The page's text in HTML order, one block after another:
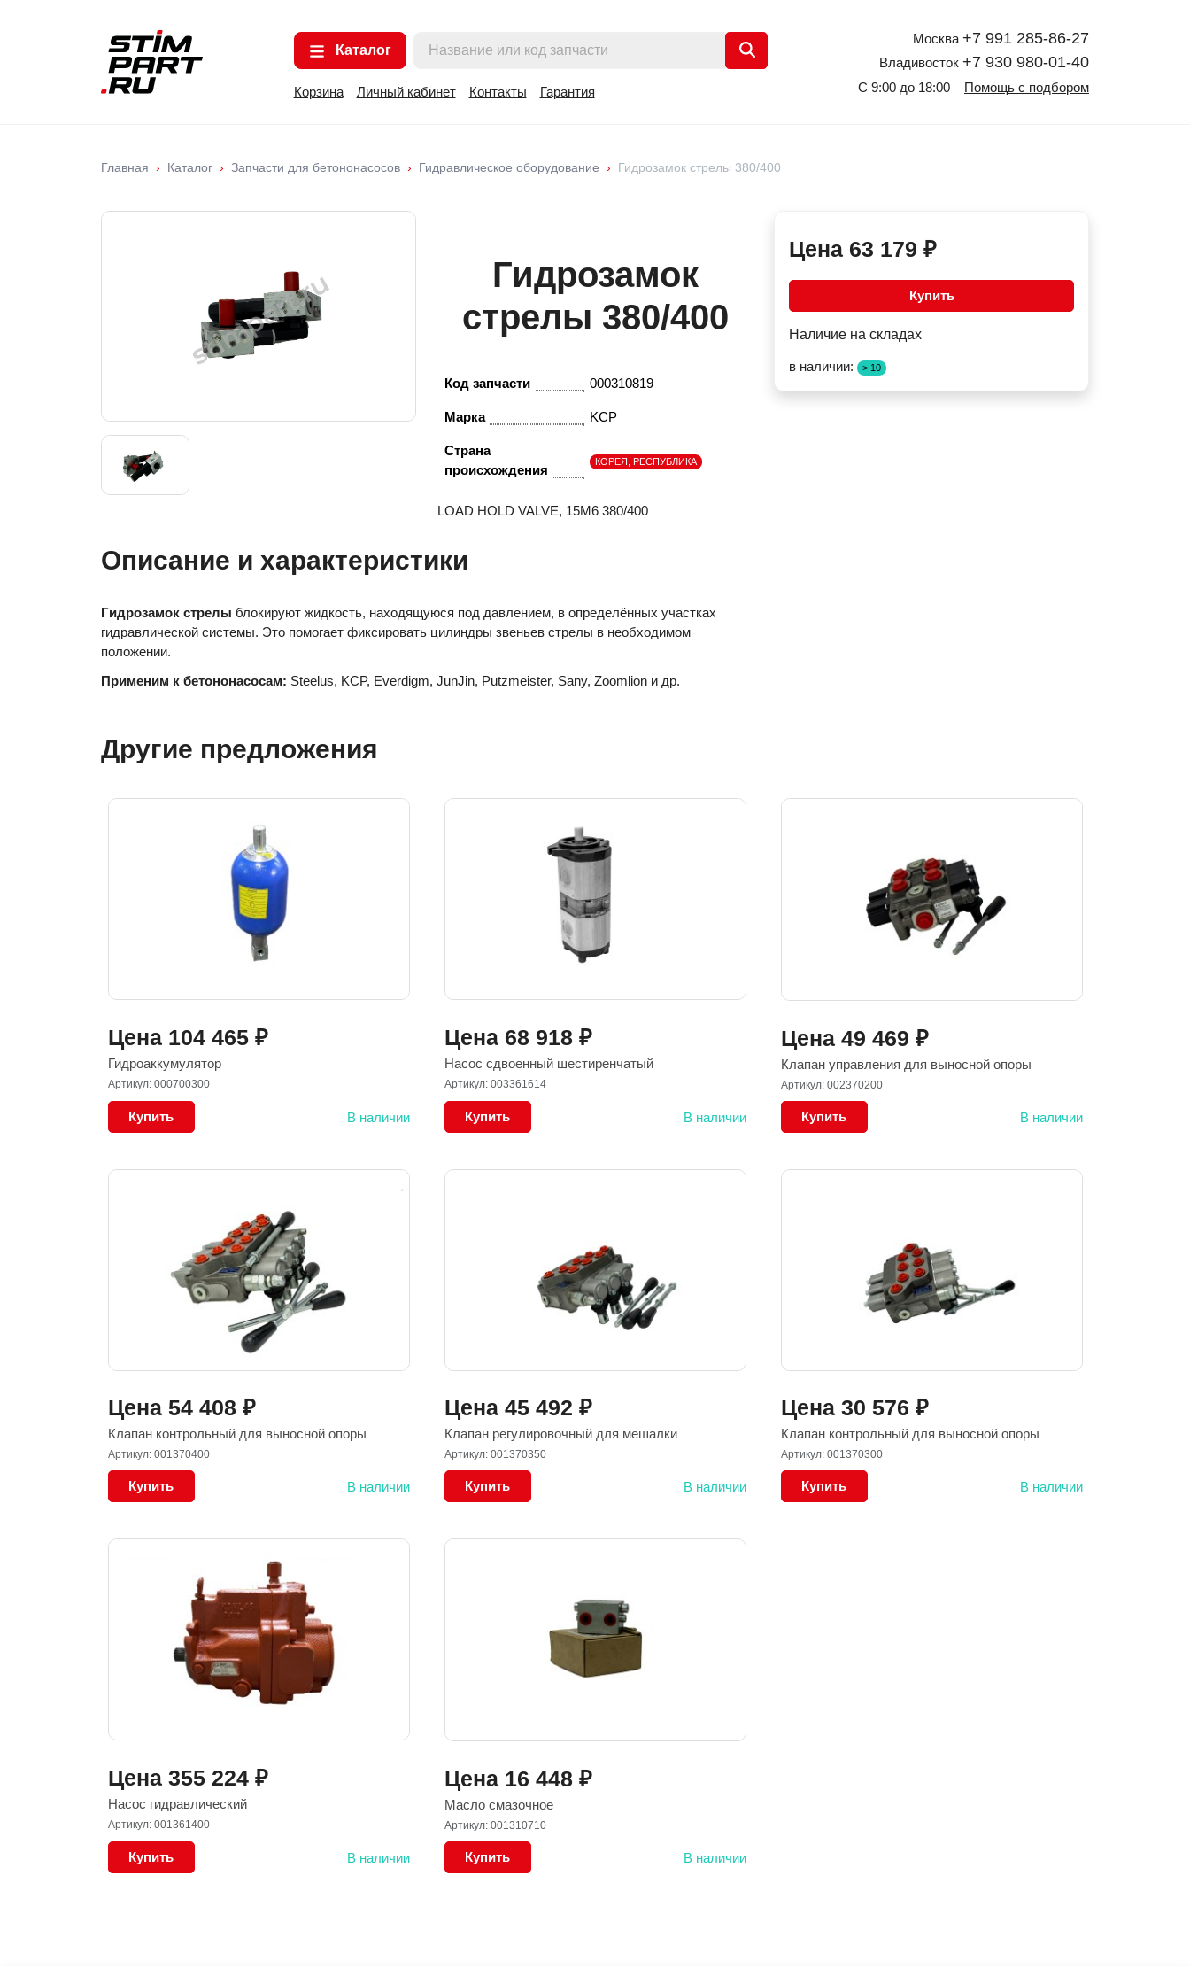
Каталог
Корзина Личный кабинет Контакты Гарантия
Москва +7 991 285-86-27
Владивосток +7 930 980-01-40
С 9:00 до 18:00 Помощь с подбором
Главная Каталог Запчасти для бетононасосов Гидравлическое оборудование Гидрозамок стрелы 380/400
Гидрозамок
стрелы 380/400
Код запчасти 000310819
Марка KCP
Страна
происхождения
КОРЕЯ, РЕСПУБЛИКА
LOAD HOLD VALVE, 15M6 380/400
Цена 63 179 ₽
Купить
Наличие на складах
в наличии: > 10
Описание и характеристики
Гидрозамок стрелы блокируют жидкость, находящуюся под давлением, в определённых участках
гидравлической системы. Это помогает фиксировать цилиндры звеньев стрелы в необходимом
положении.
Применим к бетононасосам: Steelus, KCP, Everdigm, JunJin, Putzmeister, Sany, Zoomlion и др.
Другие предложения
Цена 104 465 ₽
Гидроаккумулятор
Артикул: 000700300
Купить В наличии
Цена 68 918 ₽
Насос сдвоенный шестиренчатый
Артикул: 003361614
Купить В наличии
Цена 49 469 ₽
Клапан управления для выносной опоры
Артикул: 002370200
Купить В наличии
Цена 54 408 ₽
Клапан контрольный для выносной опоры
Артикул: 001370400
Купить В наличии
Цена 45 492 ₽
Клапан регулировочный для мешалки
Артикул: 001370350
Купить В наличии
Цена 30 576 ₽
Клапан контрольный для выносной опоры
Артикул: 001370300
Купить В наличии
Цена 355 224 ₽
Насос гидравлический
Артикул: 001361400
Купить В наличии
Цена 16 448 ₽
Масло смазочное
Артикул: 001310710
Купить В наличии